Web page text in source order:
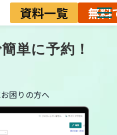
資料一覧 無料
ンロード
ノウハウ
単に予約！
困りの方へ